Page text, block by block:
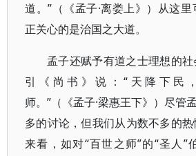
道。”（《孟子·离娄上》）从这
正关心的是治国之大道。
孟子还赋予有道之士理想的
引《尚书》说：“天降下民
师。”（《孟子·梁惠王下》）尽管
多的讨论，但我们从为数不多的
来看，如对“百世之师”的“圣人”